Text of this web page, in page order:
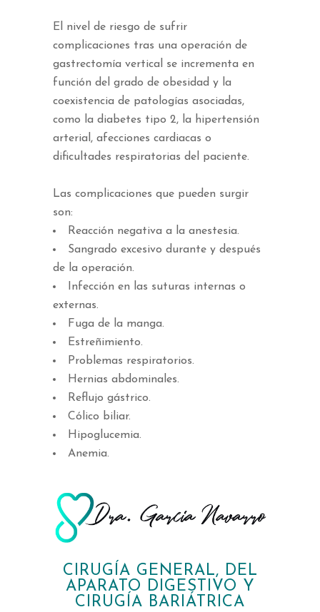
El nivel de riesgo de sufrir
complicaciones tras una operación de
gastrectomía vertical se incrementa en
función del grado de obesidad y la
coexistencia de patologías asociadas,
como la diabetes tipo 2, la hipertensión
arterial, afecciones cardiacas o
dificultades respiratorias del paciente.
Las complicaciones que pueden surgir
son:
Reacción negativa a la anestesia.
Sangrado excesivo durante y después
de la operación.
Infección en las suturas internas o
externas.
Fuga de la manga.
Estreñimiento.
Problemas respiratorios.
Hernias abdominales.
Reflujo gástrico.
Cólico biliar.
Hipoglucemia.
Anemia.
CIRUGÍA GENERAL, DEL
APARATO DIGESTIVO Y
CIRUGÍA BARIÁTRICA